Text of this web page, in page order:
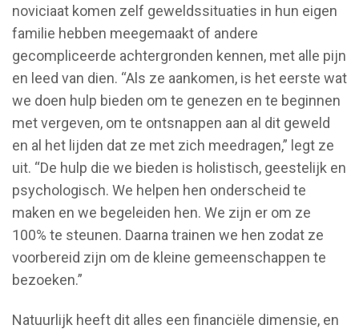
noviciaat komen zelf geweldssituaties in hun eigen
familie hebben meegemaakt of andere
gecompliceerde achtergronden kennen, met alle pijn
en leed van dien. “Als ze aankomen, is het eerste wat
we doen hulp bieden om te genezen en te beginnen
met vergeven, om te ontsnappen aan al dit geweld
en al het lijden dat ze met zich meedragen,” legt ze
uit. “De hulp die we bieden is holistisch, geestelijk en
psychologisch. We helpen hen onderscheid te
maken en we begeleiden hen. We zijn er om ze
100% te steunen. Daarna trainen we hen zodat ze
voorbereid zijn om de kleine gemeenschappen te
bezoeken.”
Natuurlijk heeft dit alles een financiële dimensie, en